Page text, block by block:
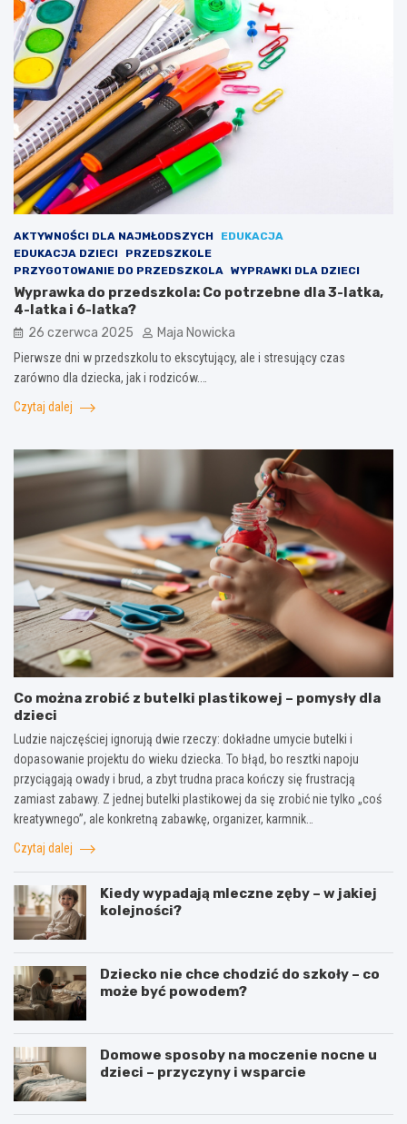
AKTYWNOŚCI DLA NAJMŁODSZYCH
EDUKACJA
EDUKACJA DZIECI
PRZEDSZKOLE
PRZYGOTOWANIE DO PRZEDSZKOLA WYPRAWKI DLA DZIECI
Wyprawka do przedszkola: Co potrzebne dla 3-latka,
4-latka i 6-latka?
26 czerwca 2025 Maja Nowicka
Pierwsze dni w przedszkolu to ekscytujący, ale i stresujący czas
zarówno dla dziecka, jak i rodziców.…
Czytaj dalej
Co można zrobić z butelki plastikowej – pomysły dla
dzieci
Ludzie najczęściej ignorują dwie rzeczy: dokładne umycie butelki i
dopasowanie projektu do wieku dziecka. To błąd, bo resztki napoju
przyciągają owady i brud, a zbyt trudna praca kończy się frustracją
zamiast zabawy. Z jednej butelki plastikowej da się zrobić nie tylko „coś
kreatywnego”, ale konkretną zabawkę, organizer, karmnik…
Czytaj dalej
Kiedy wypadają mleczne zęby – w jakiej
kolejności?
Dziecko nie chce chodzić do szkoły – co
może być powodem?
Domowe sposoby na moczenie nocne u
dzieci – przyczyny i wsparcie